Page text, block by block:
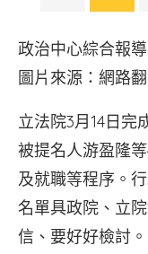
政治中心綜合報導
圖片來
立法院3月14日完
被提名人游盈隆
及就職等程序。
名單具政院、立
信、要好好檢討